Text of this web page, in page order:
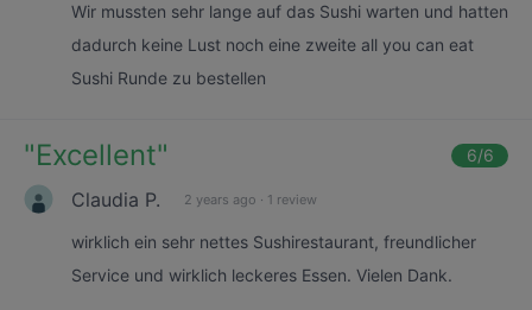
Wir mussten sehr lange auf das Sushi warten und hatten
dadurch keine Lust noch eine zweite all you can eat
Sushi Runde zu bestellen
"Excellent" 6/6
Claudia P. 2 years ago · 1 review
wirklich ein sehr nettes Sushirestaurant, freundlicher
Service und wirklich leckeres Essen. Vielen Dank.